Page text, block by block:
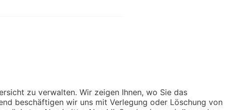
zu verwalten. Wir zeigen Ihnen, wo Sie das
beschäftigen wir uns mit Verlegung oder Löschung von